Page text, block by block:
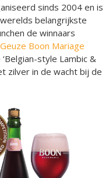
sinds 2004 en is
belangrijkste
de winnaars
Geuze Boon Mariage
style Lambic &
zilver in de wacht bij de